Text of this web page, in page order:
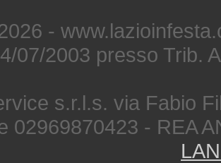
-
07/2003 presso Trib.
s.r.l.s. via Fabio
02969870423 - REA